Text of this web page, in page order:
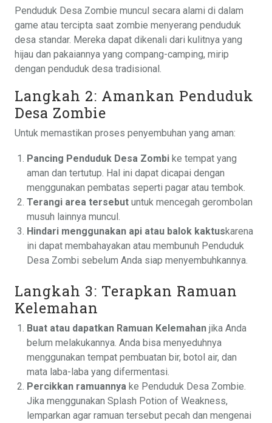
Penduduk Desa Zombie muncul secara alami di dalam
game atau tercipta saat zombie menyerang penduduk
desa standar. Mereka dapat dikenali dari kulitnya yang
hijau dan pakaiannya yang compang-camping, mirip
dengan penduduk desa tradisional.
Langkah 2: Amankan Penduduk
Desa Zombie
Untuk memastikan proses penyembuhan yang aman:
Pancing Penduduk Desa Zombi ke tempat yang
aman dan tertutup. Hal ini dapat dicapai dengan
menggunakan pembatas seperti pagar atau tembok.
Terangi area tersebut untuk mencegah gerombolan
musuh lainnya muncul.
Hindari menggunakan api atau balok kaktuskarena
ini dapat membahayakan atau membunuh Penduduk
Desa Zombi sebelum Anda siap menyembuhkannya.
Langkah 3: Terapkan Ramuan
Kelemahan
Buat atau dapatkan Ramuan Kelemahan jika Anda
belum melakukannya. Anda bisa menyeduhnya
menggunakan tempat pembuatan bir, botol air, dan
mata laba-laba yang difermentasi.
Percikkan ramuannya ke Penduduk Desa Zombie.
Jika menggunakan Splash Potion of Weakness,
lemparkan agar ramuan tersebut pecah dan mengenai